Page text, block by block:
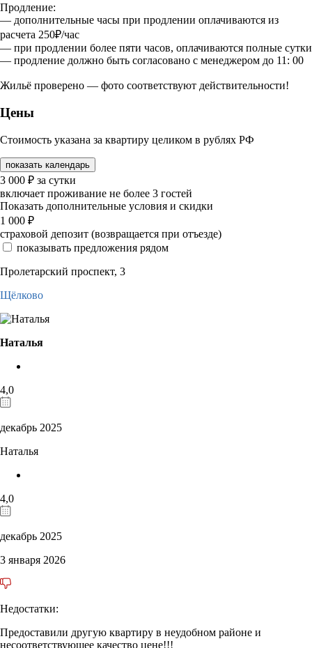
Продление:
— дополнительные часы при продлении оплачиваются из
расчета 250₽/час
— при продлении более пяти часов, оплачиваются полные сутки
— продление должно быть согласовано с менеджером до 11: 00
Жильё проверено — фото соответствуют действительности!
Цены
Стоимость указана за квартиру целиком в рублях РФ
показать календарь
3 000 ₽ за сутки
включает проживание не более 3 гостей
Показать дополнительные условия и скидки
1 000 ₽
страховой депозит (возвращается при отъезде)
показывать предложения рядом
Пролетарский проспект, 3
Щёлково
Наталья
4,0
декабрь 2025
Наталья
4,0
декабрь 2025
3 января 2026
Недостатки:
Предоставили другую квартиру в неудобном районе и
несоответствующее качество цене!!!